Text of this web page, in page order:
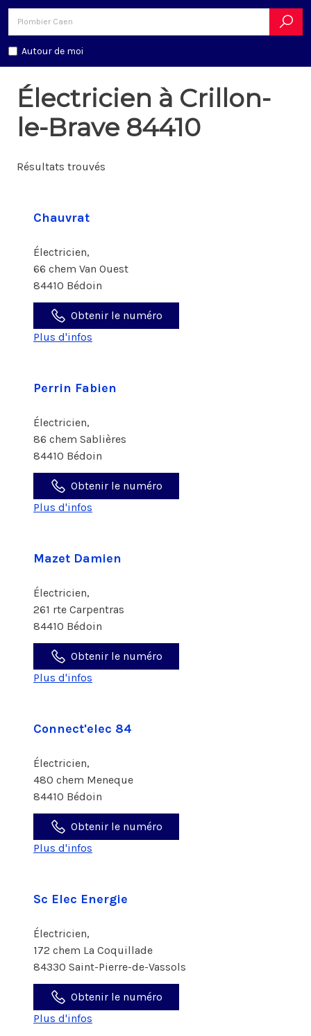
Autour de moi
Électricien à Crillon-
le-Brave 84410
Résultats trouvés
Chauvrat
Électricien,
66 chem Van Ouest
84410 Bédoin
Obtenir le numéro
Plus d'infos
Perrin Fabien
Électricien,
86 chem Sablières
84410 Bédoin
Obtenir le numéro
Plus d'infos
Mazet Damien
Électricien,
261 rte Carpentras
84410 Bédoin
Obtenir le numéro
Plus d'infos
Connect'elec 84
Électricien,
480 chem Meneque
84410 Bédoin
Obtenir le numéro
Plus d'infos
Sc Elec Energie
Électricien,
172 chem La Coquillade
84330 Saint-Pierre-de-Vassols
Obtenir le numéro
Plus d'infos